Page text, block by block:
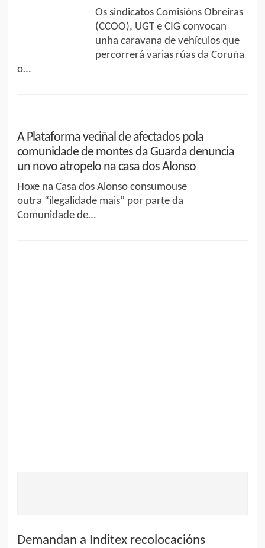
Os sindicatos Comisións Obreiras
(CCOO), UGT e CIG convocan
unha caravana de vehículos que
percorrerá varias rúas da Coruña
o…
A Plataforma veciñal de afectados pola
comunidade de montes da Guarda denuncia
un novo atropelo na casa dos Alonso
Hoxe na Casa dos Alonso consumouse
outra “ilegalidade mais” por parte da
Comunidade de…
Demandan a Inditex recolocacións